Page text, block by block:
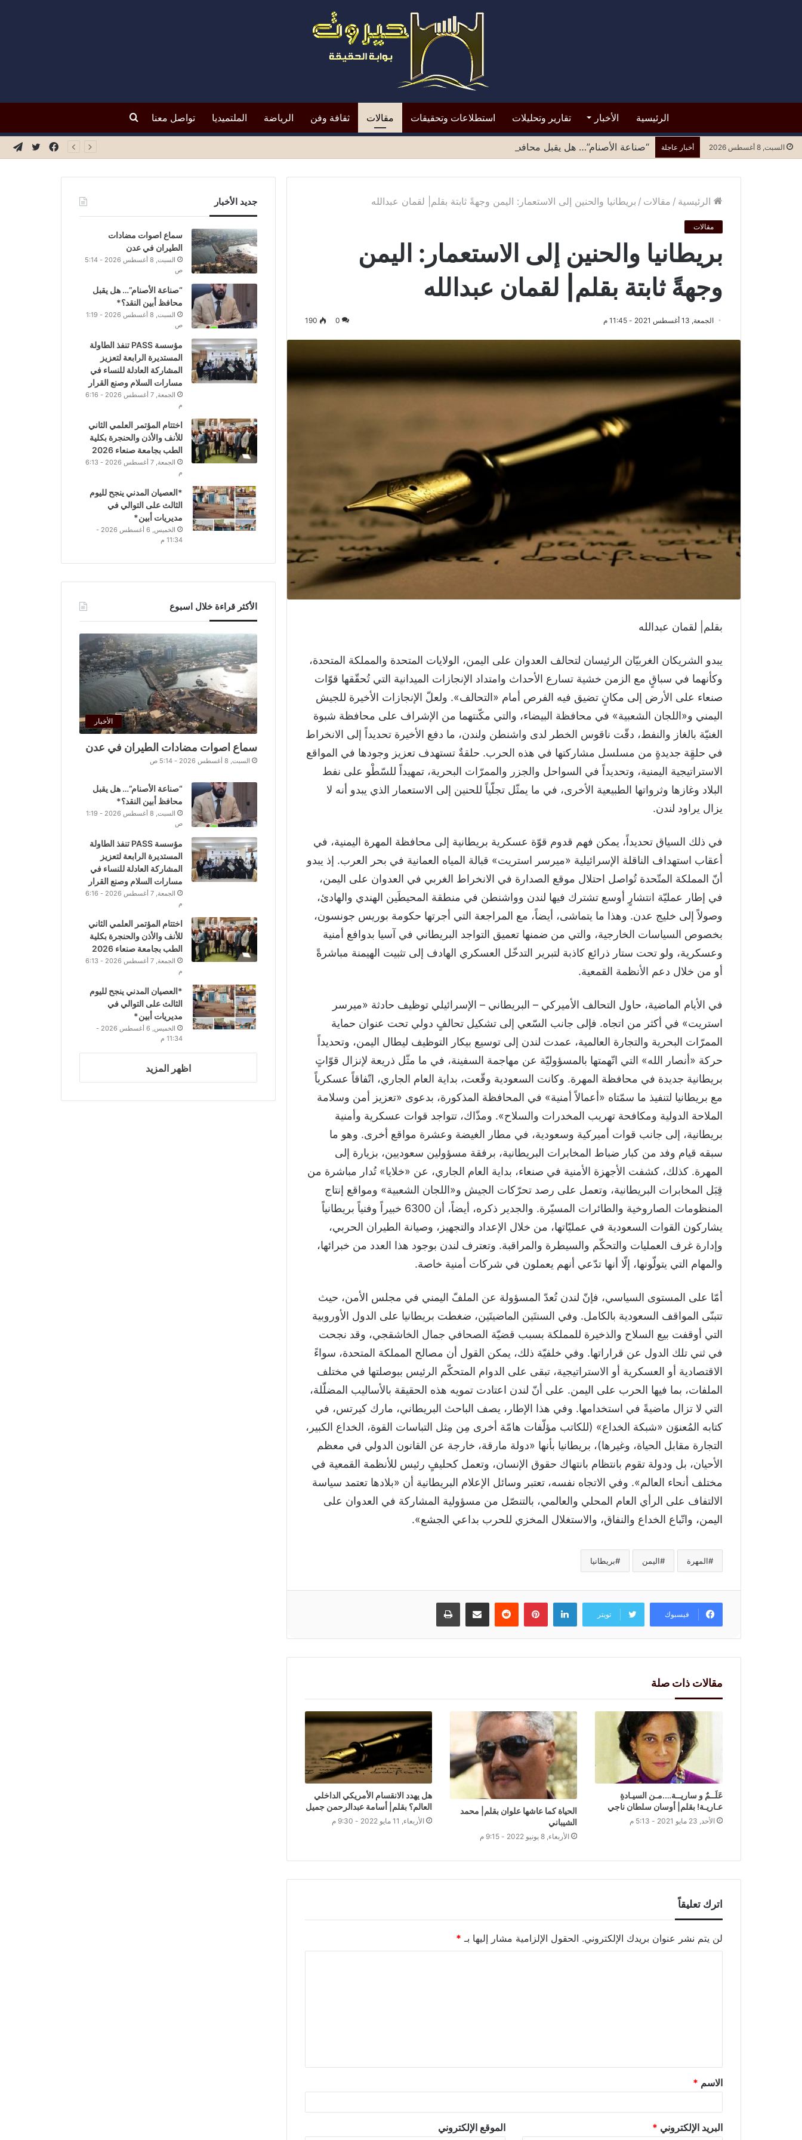
الرئيسية الأخبار تقارير وتحليلات استطلاعات وتحقيقات مقالات ثقافة وفن الرياضة الملتميديا تواصل معنا بحث
السبت, 8 أغسطس 2026 أخبار عاجلة “صناعة الأصنام”… هل يقبل محافظ أبين النقد؟* تويتر
فيسبوك
الرئيسية / مقالات / بريطانيا والحنين إلى الاستعمار: اليمن وجهةً ثابتة بقلم| لقمان عبدالله
مقالات
بريطانيا والحنين إلى الاستعمار: اليمن
وجهةً ثابتة بقلم| لقمان عبدالله
الجمعة, 13 أغسطس 2021 - 11:45 م 0
190
بقلم| لقمان عبدالله
يبدو الشريكان الغربيّان الرئيسان لتحالف العدوان على اليمن، الولايات المتحدة والمملكة المتحدة،
وكأنهما في سباقٍ مع الزمن خشية تسارع الأحداث وامتداد الإنجازات الميدانية التي تُحقّقها قوّات
صنعاء على الأرض إلى مكانٍ تضيق فيه الفرص أمام «التحالف». ولعلّ الإنجازات الأخيرة للجيش
اليمني و«اللجان الشعبية» في محافظة البيضاء، والتي مكّنتهما من الإشراف على محافظة شبوة
الغنيّة بالغاز والنفط، دقّت ناقوس الخطر لدى واشنطن ولندن، ما دفع الأخيرة تحديداً إلى الانخراط
في حلقٍة جديدةٍ من مسلسل مشاركتها في هذه الحرب. حلقةٌ تستهدف تعزيز وجودها في المواقع
الاستراتيجية اليمنية، وتحديداً في السواحل والجزر والممرّات البحرية، تمهيداً للسّطْو على نفط
البلاد وغازها وثرواتها الطبيعية الأخرى، في ما يمثّل تجلّياً للحنين إلى الاستعمار الذي يبدو أنه لا
يزال يراود لندن.
في ذلك السياق تحديداً، يمكن فهم قدوم قوّة عسكرية بريطانية إلى محافظة المهرة اليمنية، في
أعقاب استهداف الناقلة الإسرائيلية «ميرسر استريت» قبالة المياه العمانية في بحر العرب. إذ يبدو
أنّ المملكة المتّحدة تُواصل احتلال موقع الصدارة في الانخراط الغربي في العدوان على اليمن،
في إطار عمليّة انتشارٍ أوسع تشترك فيها لندن وواشنطن في منطقة المحيطَين الهندي والهادئ،
وصولاً إلى خليج عدن. وهذا ما يتماشى، أيضاً، مع المراجعة التي أجرتها حكومة بوريس جونسون،
بخصوص السياسات الخارجية، والتي من ضمنها تعميق التواجد البريطاني في آسيا بدوافع أمنية
وعسكرية، ولو تحت ستار ذرائع كاذبة لتبرير التدخّل العسكري الهادف إلى تثبيت الهيمنة مباشرةً
أو من خلال دعم الأنظمة القمعية.
في الأيام الماضية، حاول التحالف الأميركي – البريطاني – الإسرائيلي توظيف حادثة «ميرسر
استريت» في أكثر من اتجاه. فإلى جانب السّعي إلى تشكيل تحالفٍ دولي تحت عنوان حماية
الممرّات البحرية والتجارة العالمية، عمدت لندن إلى توسيع بيكار التوظيف ليطال اليمن، وتحديداً
حركة «أنصار الله» التي اتّهمتها بالمسؤوليّة عن مهاجمة السفينة، في ما مثّل ذريعة لإنزال قوّاتٍ
بريطانية جديدة في محافظة المهرة. وكانت السعودية وقّعت، بداية العام الجاري، اتّفاقاً عسكرياً
مع بريطانيا لتنفيذ ما سمّتاه «أعمالاً أمنية» في المحافظة المذكورة، بدعوى «تعزيز أمن وسلامة
الملاحة الدولية ومكافحة تهريب المخدرات والسلاح». ومذّاك، تتواجد قوات عسكرية وأمنية
بريطانية، إلى جانب قوات أميركية وسعودية، في مطار الغيضة وعشرة مواقع أخرى. وهو ما
سبقه قيام وفد من كبار ضباط المخابرات البريطانية، برفقة مسؤولين سعوديين، بزيارة إلى
المهرة. كذلك، كشفت الأجهزة الأمنية في صنعاء، بداية العام الجاري، عن «خلايا» تُدار مباشرة من
قِبَل المخابرات البريطانية، وتعمل على رصد تحرّكات الجيش و«اللجان الشعبية» ومواقع إنتاج
المنظومات الصاروخية والطائرات المسيّرة. والجدير ذكره، أيضاً، أن 6300 خبيراً وفنياً بريطانياً
يشاركون القوات السعودية في عمليّاتها، من خلال الإعداد والتجهيز، وصيانة الطيران الحربي،
وإدارة غرف العمليات والتحكّم والسيطرة والمراقبة. وتعترف لندن بوجود هذا العدد من خبرائها،
والمهام التي يتولّونها، إلّا أنها تدّعي أنهم يعملون في شركات أمنية خاصة.
أمّا على المستوى السياسي، فإنّ لندن تُعدّ المسؤولة عن الملفّ اليمني في مجلس الأمن، حيث
تتبنّى المواقف السعودية بالكامل. وفي السنتَين الماضيتَين، ضغطت بريطانيا على الدول الأوروبية
التي أوقفت بيع السلاح والذخيرة للمملكة بسبب قضيّة الصحافي جمال الخاشقجي، وقد نجحت
في ثني تلك الدول عن قراراتها. وفي خلفيّة ذلك، يمكن القول أن مصالح المملكة المتحدة، سواءً
الاقتصادية أو العسكرية أو الاستراتيجية، تبقى على الدوام المتحكّم الرئيس ببوصلتها في مختلف
الملفات، بما فيها الحرب على اليمن. على أنّ لندن اعتادت تمويه هذه الحقيقة بالأساليب المضلّلة،
التي لا تزال ماضيةً في استخدامها. وفي هذا الإطار، يصف الباحث البريطاني، مارك كيرتس، في
كتابه المُعنوَن «شبكة الخداع» (للكاتب مؤلّفات هامّة أخرى مِن مِثل التباسات القوة، الخداع الكبير،
التجارة مقابل الحياة، وغيرها)، بريطانيا بأنها «دولة مارقة، خارجة عن القانون الدولي في معظم
الأحيان، بل ودولة تقوم بانتظام بانتهاك حقوق الإنسان، وتعمل كحليفٍ رئيس للأنظمة القمعية في
مختلف أنحاء العالم». وفي الاتجاه نفسه، تعتبر وسائل الإعلام البريطانية أن «بلادها تعتمد سياسة
الالتفاف على الرأي العام المحلي والعالمي، بالتنصّل من مسؤولية المشاركة في العدوان على
اليمن، واتّباع الخداع والنفاق، والاستغلال المخزي للحرب بداعي الجشع».
المهرة اليمن بريطانيا
فيسبوك تويتر
لينكدإنبينتيريست
‏Reddit مشاركة عبر البريد طباعة
مقالات ذات صلة
عَلَــمٌ و ساريــة….مـن السيـادةِ
عـاريـة! بقلم| أوسان سلطان ناجي
الأحد, 23 مايو 2021 - 5:13 م
الحياة كما عاشها علوان بقلم| محمد
الشيباني
الأربعاء, 8 يونيو 2022 - 9:15 م
هل يهدد الانقسام الأمريكي الداخلي
العالم؟ بقلم| أسامة عبدالرحمن جميل
الأربعاء, 11 مايو 2022 - 9:30 م
اترك تعليقاً
لن يتم نشر عنوان بريدك الإلكتروني. الحقول الإلزامية مشار إليها بـ *
الاسم *
البريد الإلكتروني * الموقع الإلكتروني
جديد الأخبار
سماع اصوات مضادات
الطيران في عدن
السبت, 8 أغسطس 2026 - 5:14
ص
“صناعة الأصنام”… هل يقبل
محافظ أبين النقد؟*
السبت, 8 أغسطس 2026 - 1:19
ص
مؤسسة PASS تنفذ الطاولة
المستديرة الرابعة لتعزيز
المشاركة العادلة للنساء في
مسارات السلام وصنع القرار
الجمعة, 7 أغسطس 2026 - 6:16
م
اختتام المؤتمر العلمي الثاني
للأنف والأذن والحنجرة بكلية
الطب بجامعة صنعاء 2026
الجمعة, 7 أغسطس 2026 - 6:13
م
*العصيان المدني ينجح لليوم
الثالث على التوالي في
مديريات أبين*
الخميس, 6 أغسطس 2026 -
11:34 م
الأكثر قراءة خلال اسبوع
الأخبار
سماع اصوات مضادات الطيران في عدن
السبت, 8 أغسطس 2026 - 5:14 ص
“صناعة الأصنام”… هل يقبل
محافظ أبين النقد؟*
السبت, 8 أغسطس 2026 - 1:19
ص
مؤسسة PASS تنفذ الطاولة
المستديرة الرابعة لتعزيز
المشاركة العادلة للنساء في
مسارات السلام وصنع القرار
الجمعة, 7 أغسطس 2026 - 6:16
م
اختتام المؤتمر العلمي الثاني
للأنف والأذن والحنجرة بكلية
الطب بجامعة صنعاء 2026
الجمعة, 7 أغسطس 2026 - 6:13
م
*العصيان المدني ينجح لليوم
الثالث على التوالي في
مديريات أبين*
الخميس, 6 أغسطس 2026 -
11:34 م
اظهر المزيد